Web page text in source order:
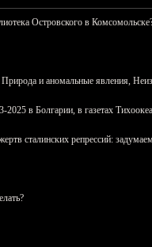
Островского в
и аномальные явления,
в Болгарии, в газетах
сталинских репрессий: